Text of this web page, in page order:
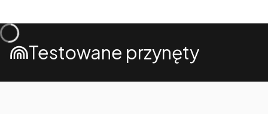
Testowane przynęty